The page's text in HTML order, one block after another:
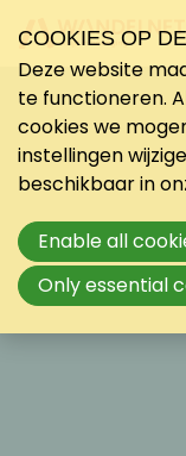
COOKIES OP
Deze website
te functioneren.
cookies we
instellingen
beschikbaar in
Enable all
Only essential